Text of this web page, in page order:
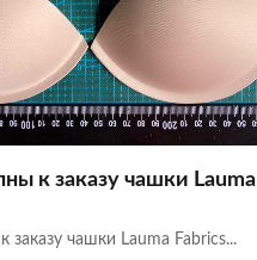
к заказу чашки Lauma
заказу чашки Lauma Fabrics...